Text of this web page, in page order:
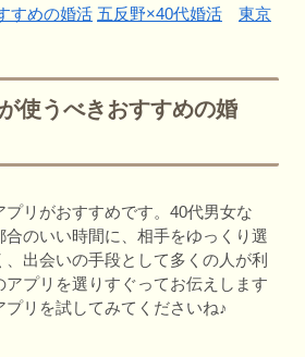
すめの婚活 五反野×40代婚活
東京
使うべきおすすめの婚
リがおすすめです。40代男女な
合のいい時間に、相手をゆっくり選
出会いの手段として多くの人が利
アプリを選りすぐってお伝えします
リを試してみてくださいね♪